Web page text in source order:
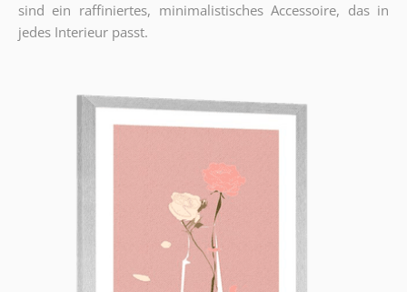
sind ein raffiniertes, minimalistisches Accessoire, das in
jedes Interieur passt.